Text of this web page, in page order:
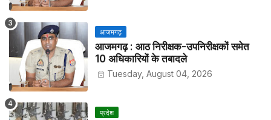
आजमगढ़
आजमगढ़ : आठ निरीक्षक-उपनिरीक्षकों समेत
10 अधिकारियों के तबादले
Tuesday, August 04, 2026
प्रदेश